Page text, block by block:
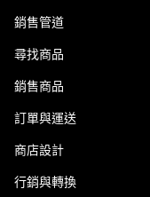
銷售管道
尋找商品
銷售商品
訂單與運送
商店設計
行銷與轉換